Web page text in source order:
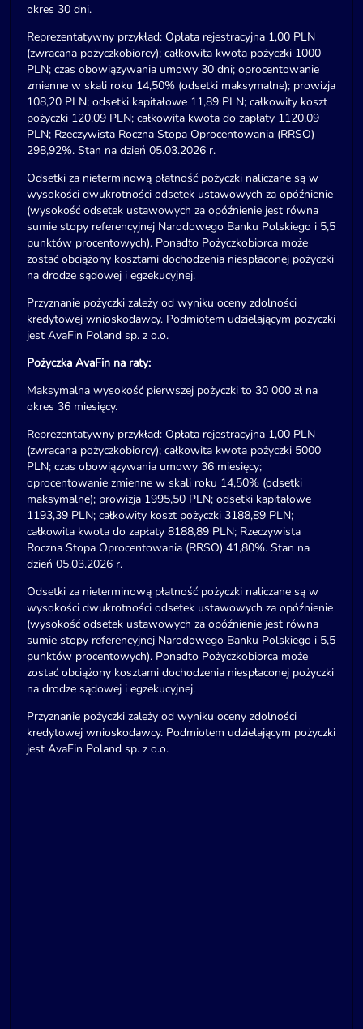
okres 30 dni.
Reprezentatywny przykład: Opłata rejestracyjna 1,00 PLN
(zwracana pożyczkobiorcy); całkowita kwota pożyczki 1000
PLN; czas obowiązywania umowy 30 dni; oprocentowanie
zmienne w skali roku 14,50% (odsetki maksymalne); prowizja
108,20 PLN; odsetki kapitałowe 11,89 PLN; całkowity koszt
pożyczki 120,09 PLN; całkowita kwota do zapłaty 1120,09
PLN; Rzeczywista Roczna Stopa Oprocentowania (RRSO)
298,92%. Stan na dzień 05.03.2026 r.
Odsetki za nieterminową płatność pożyczki naliczane są w
wysokości dwukrotności odsetek ustawowych za opóźnienie
(wysokość odsetek ustawowych za opóźnienie jest równa
sumie stopy referencyjnej Narodowego Banku Polskiego i 5,5
punktów procentowych). Ponadto Pożyczkobiorca może
zostać obciążony kosztami dochodzenia niespłaconej pożyczki
na drodze sądowej i egzekucyjnej.
Przyznanie pożyczki zależy od wyniku oceny zdolności
kredytowej wnioskodawcy. Podmiotem udzielającym pożyczki
jest AvaFin Poland sp. z o.o.
Pożyczka AvaFin na raty:
Maksymalna wysokość pierwszej pożyczki to 30 000 zł na
okres 36 miesięcy.
Reprezentatywny przykład: Opłata rejestracyjna 1,00 PLN
(zwracana pożyczkobiorcy); całkowita kwota pożyczki 5000
PLN; czas obowiązywania umowy 36 miesięcy;
oprocentowanie zmienne w skali roku 14,50% (odsetki
maksymalne); prowizja 1995,50 PLN; odsetki kapitałowe
1193,39 PLN; całkowity koszt pożyczki 3188,89 PLN;
całkowita kwota do zapłaty 8188,89 PLN; Rzeczywista
Roczna Stopa Oprocentowania (RRSO) 41,80%. Stan na
dzień 05.03.2026 r.
Odsetki za nieterminową płatność pożyczki naliczane są w
wysokości dwukrotności odsetek ustawowych za opóźnienie
(wysokość odsetek ustawowych za opóźnienie jest równa
sumie stopy referencyjnej Narodowego Banku Polskiego i 5,5
punktów procentowych). Ponadto Pożyczkobiorca może
zostać obciążony kosztami dochodzenia niespłaconej pożyczki
na drodze sądowej i egzekucyjnej.
Przyznanie pożyczki zależy od wyniku oceny zdolności
kredytowej wnioskodawcy. Podmiotem udzielającym pożyczki
jest AvaFin Poland sp. z o.o.